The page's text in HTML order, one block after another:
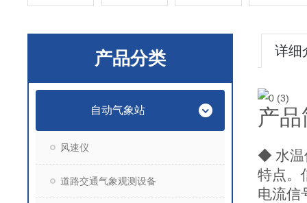
产品分类
自动气象站
风速仪
道路交通气象观测设备
详细
产
◆ 水温
特点。
电流信